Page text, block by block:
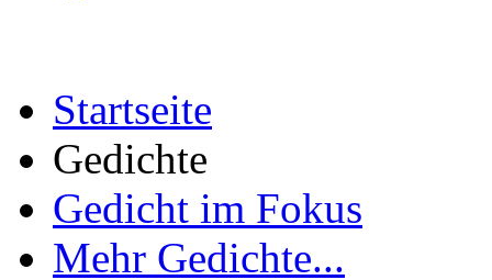
Startseite
Gedichte
Gedicht im Fokus
Mehr Gedichte...